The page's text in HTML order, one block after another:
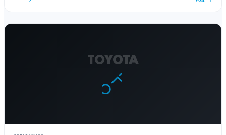
TOYOTA